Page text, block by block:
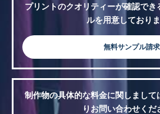
プリントのクオリティーが確認で
ルを用意しておりま
無料サンプル請求
制作物の具体的な料金に関しまして
りお問い合わせくだ